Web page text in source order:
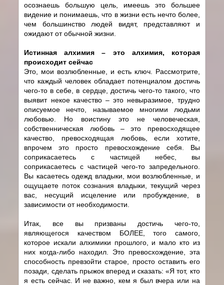
осознаешь большую цель, имеешь это большее
видение и понимаешь, что в жизни есть нечто более,
чем большинство людей видят, представляют и
ожидают от обычной жизни.
Истинная алхимия – это алхимия, которая
происходит сейчас
Это, мои возлюбленные, и есть ключ. Рассмотрите,
что каждый человек обладает потенциалом достичь
чего-то в себе, в сердце, достичь чего-то такого, что
выявит некое качество – это невыразимое, трудно
описуемое нечто, называемое многими людьми
любовью. Но воистину это не человеческая,
собственническая любовь – это превосходящее
качество, превосходящая любовь, если хотите,
впрочем это просто превосхождение себя. Вы
соприкасаетесь с частицей небес, вы
соприкасаетесь с частицей чего-то запредельного.
Вы касаетесь одежд владыки, мои возлюбленные, и
ощущаете поток сознания владыки, текущий через
вас, несущий исцеление или пробуждение, в
зависимости от необходимости.
Итак, все вы призваны достичь чего-то,
являющегося качеством БОЛЕЕ, того самого,
которое искали алхимики прошлого, и мало кто из
них когда-либо находил. Это превосхождение, эта
способность превзойти старое, просто оставить его
позади, сделать прыжок вперед и сказать: «Я тот, кто
я есть сейчас. И не важно, кем я был вчера или на